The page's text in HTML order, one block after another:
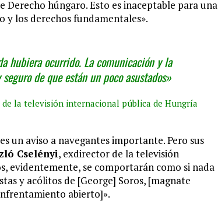
húngaro. Esto es inaceptable para una
y los derechos fundamentales».
hubiera ocurrido. La comunicación y la
de que están un poco asustados»
la televisión internacional pública de Hungría
un aviso a navegantes importante. Pero sus
Cselényi, exdirector de la televisión
evidentemente, se comportarán como si nada
y acólitos de [George] Soros, [magnate
abierto]».